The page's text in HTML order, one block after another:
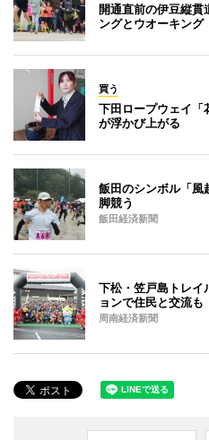
開通直前の伊豆縦
ングとウオーキング
買う
下田ロープウェイ「
が浮かび上がる
飯田のシンボル「
脚競う
飯田経済新聞
下松・笠戸島トレ
ョンで住民と交流も
周南経済新聞